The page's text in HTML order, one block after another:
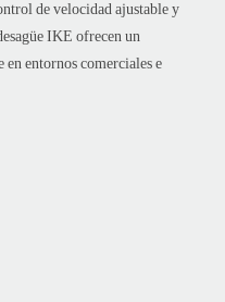
de velocidad ajustable y
IKE ofrecen un
entornos comerciales e